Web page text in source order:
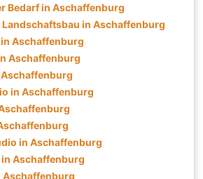
Bedarf in Aschaffenburg
in Aschaffenburg
Aschaffenburg
Aschaffenburg
in Aschaffenburg
in Aschaffenburg
Aschaffenburg
Aschaffenburg